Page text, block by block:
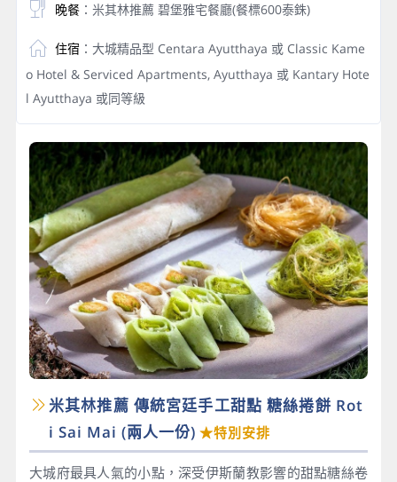
晚餐：米其林推薦 碧堡雅宅餐廳(餐標600泰銖)
住宿 ：大城精品型 Centara Ayutthaya 或 Classic Kame
o Hotel & Serviced Apartments, Ayutthaya 或 Kantary Hote
l Ayutthaya 或同等級
米其林推薦 傳統宮廷手工甜點 糖絲捲餅 Rot
i Sai Mai​ (兩人一份) ★特別安排
大城府最具人氣的小點，深受伊斯蘭教影響的甜點糖絲卷